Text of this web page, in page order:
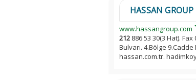
HASSAN GROUP
www.hassangroup.com
212 886 53 30(3 Hat). Fax
Bulvarı. 4.Bölge 9.Cadde
hassan.com.tr.